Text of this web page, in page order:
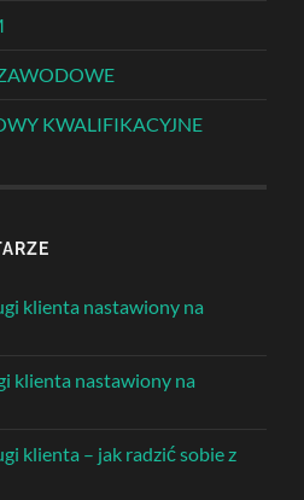
KWALIFIKACYJNE
klienta nastawiony na
klienta nastawiony na
klienta – jak radzić sobie z